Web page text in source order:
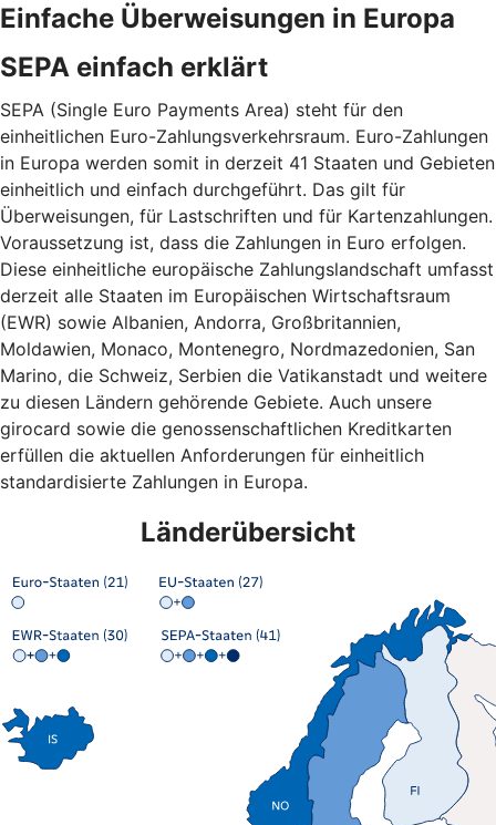
Einfache Überweisungen in Europa
SEPA einfach erklärt
SEPA (Single Euro Payments Area) steht für den
einheitlichen Euro-Zahlungsverkehrsraum. Euro-Zahlungen
in Europa werden somit in derzeit 41 Staaten und Gebieten
einheitlich und einfach durchgeführt. Das gilt für
Überweisungen, für Lastschriften und für Kartenzahlungen.
Voraussetzung ist, dass die Zahlungen in Euro erfolgen.
Diese einheitliche europäische Zahlungslandschaft umfasst
derzeit alle Staaten im Europäischen Wirtschaftsraum
(EWR) sowie Albanien, Andorra, Großbritannien,
Moldawien, Monaco, Montenegro, Nordmazedonien, San
Marino, die Schweiz, Serbien die Vatikanstadt und weitere
zu diesen Ländern gehörende Gebiete. Auch unsere
girocard sowie die genossenschaftlichen Kreditkarten
erfüllen die aktuellen Anforderungen für einheitlich
standardisierte Zahlungen in Europa.
Länderübersicht